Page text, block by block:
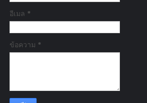
อีเมล *
ข้อความ *